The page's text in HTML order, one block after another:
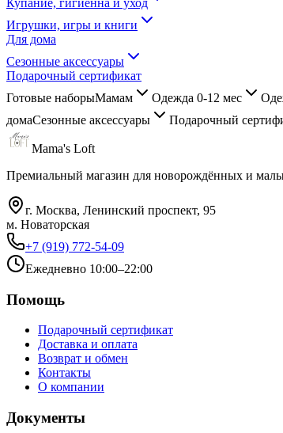
Купание, гигиенна и уход
Игрушки, игры и книги
Для дома
Сезонные аксессуары
Подарочный сертификат
Готовые наборыМамам Одежда 0-12 мес
домаСезонные аксессуары Подарочный
Mama's Loft
Премиальный магазин для новорождённых и
г. Москва, Ленинский проспект, 95
м. Новаторская
+7 (919) 772-54-09
Ежедневно 10:00–22:00
Помощь
Подарочный сертификат
Доставка и оплата
Возврат и обмен
Контакты
О компании
Документы